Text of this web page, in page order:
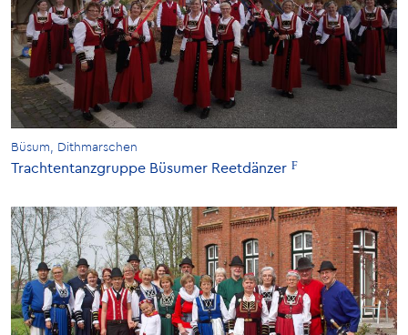
Büsum, Dithmarschen
Trachtentanzgruppe Büsumer Reetdänzer